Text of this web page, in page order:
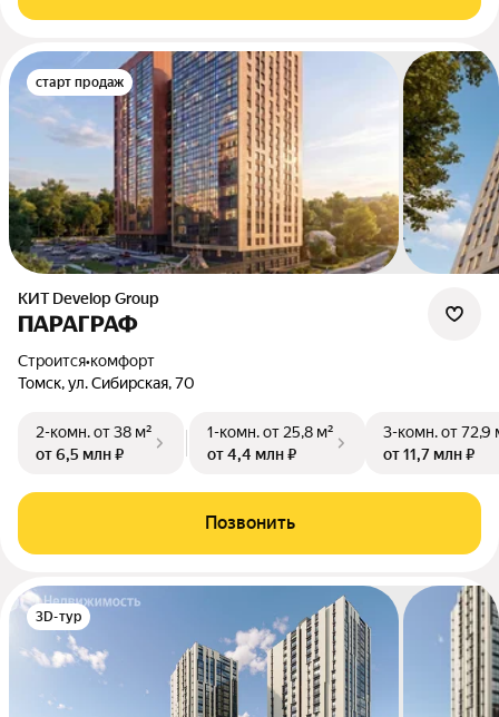
старт продаж
КИТ Develop Group
ПАРАГРАФ
Строится•комфорт
Томск, ул. Сибирская, 70
2-комн.от 38 м²
от 6,5 млн ₽
1-комн.от 25,8 м²
от 4,4 млн ₽
3-комн.от 72,9
от 11,7 млн ₽
Позвонить
3D-тур